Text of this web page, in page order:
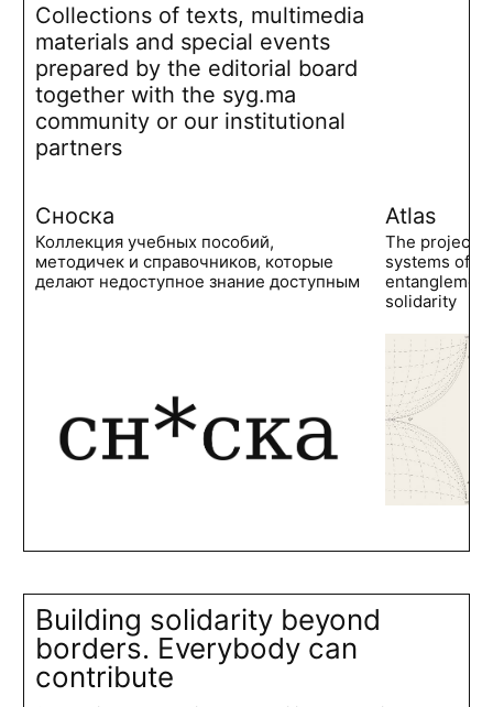
Collections of texts, multimedia
materials and special events
prepared by the editorial board
together with the syg.ma
community or our institutional
partners
Сноска
Коллекция учебных пособий,
методичек и справочников, которые
делают недоступное знание доступным
Atlas
The project
systems of
solidarity
Building solidarity beyond
borders. Everybody can
contribute